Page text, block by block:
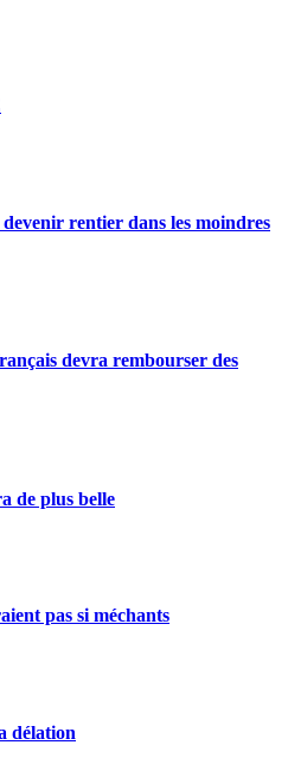
rentier dans les moindres
devra rembourser des
de plus belle
pas si méchants
délation